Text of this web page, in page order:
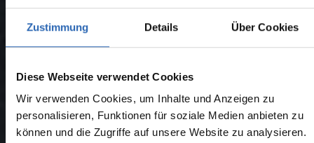
Zustimmung Details Über Cookies
Diese Webseite verwendet Cookies
Wir verwenden Cookies, um Inhalte und Anzeigen zu
personalisieren, Funktionen für soziale Medien anbieten zu
können und die Zugriffe auf unsere Website zu analysieren.